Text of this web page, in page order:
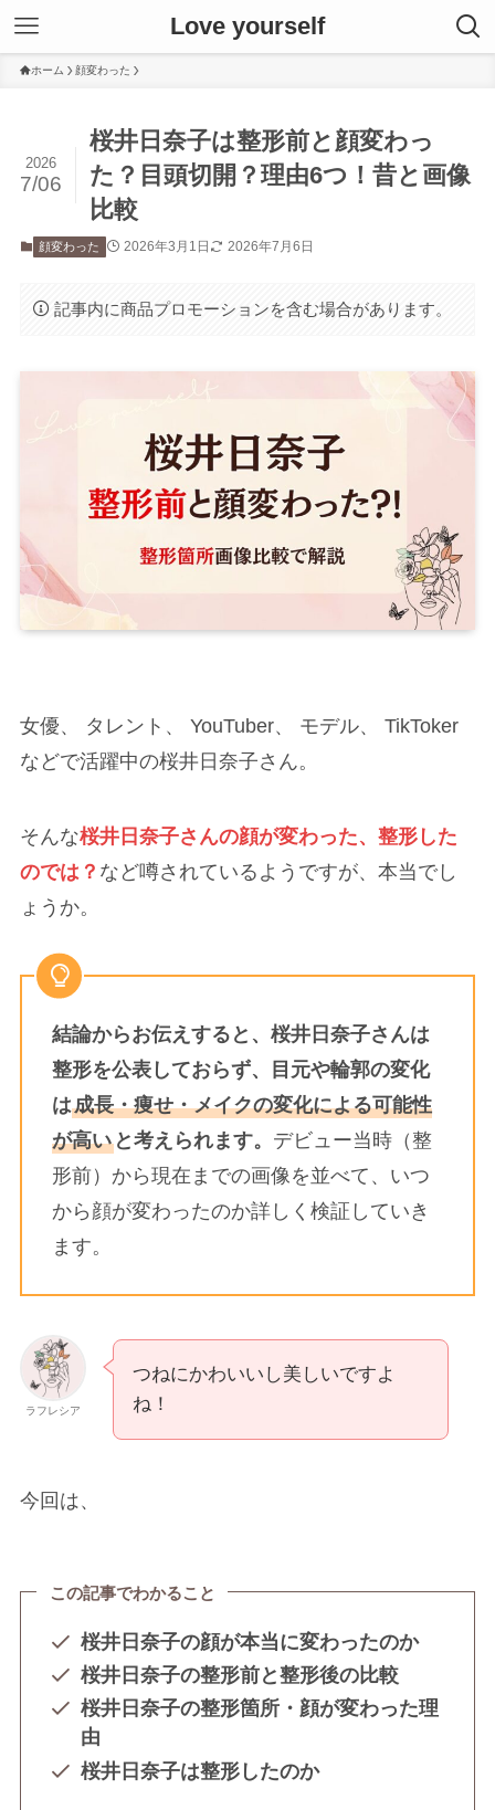
Love yourself
ホーム 顔変わった
桜井日奈子は整形前と顔変わっ
た？目頭切開？理由6つ！昔と画像
比較
2026
7/06
顔変わった 2026年3月1日 2026年7月6日
記事内に商品プロモーションを含む場合があります。
女優、 タレント、 YouTuber、 モデル、 TikToker
などで活躍中の桜井日奈子さん。
そんな桜井日奈子さんの顔が変わった、整形した
のでは？ など噂されているようですが、本当でし
ょうか。
結論からお伝えすると、桜井日奈子さんは
整形を公表しておらず、目元や輪郭の変化
は成長・痩せ・メイクの変化による可能性
が高いと考えられます。 デビュー当時（整
形前）から現在までの画像を並べて、いつ
から顔が変わったのか詳しく検証していき
ます。
ラフレシア
つねにかわいいし美しいですよ
ね！
今回は、
この記事でわかること
桜井日奈子の顔が本当に変わったのか
桜井日奈子の整形前と整形後の比較
桜井日奈子の整形箇所・顔が変わった理
由
桜井日奈子は整形したのか